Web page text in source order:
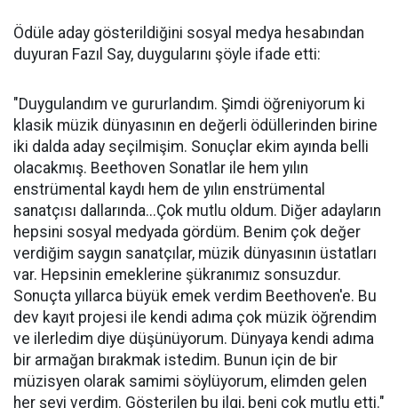
Ödüle aday gösterildiğini sosyal medya hesabından
duyuran Fazıl Say, duygularını şöyle ifade etti:
"Duygulandım ve gururlandım. Şimdi öğreniyorum ki
klasik müzik dünyasının en değerli ödüllerinden birine
iki dalda aday seçilmişim. Sonuçlar ekim ayında belli
olacakmış. Beethoven Sonatlar ile hem yılın
enstrümental kaydı hem de yılın enstrümental
sanatçısı dallarında...Çok mutlu oldum. Diğer adayların
hepsini sosyal medyada gördüm. Benim çok değer
verdiğim saygın sanatçılar, müzik dünyasının üstatları
var. Hepsinin emeklerine şükranımız sonsuzdur.
Sonuçta yıllarca büyük emek verdim Beethoven'e. Bu
dev kayıt projesi ile kendi adıma çok müzik öğrendim
ve ilerledim diye düşünüyorum. Dünyaya kendi adıma
bir armağan bırakmak istedim. Bunun için de bir
müzisyen olarak samimi söylüyorum, elimden gelen
her şeyi verdim. Gösterilen bu ilgi, beni çok mutlu etti."